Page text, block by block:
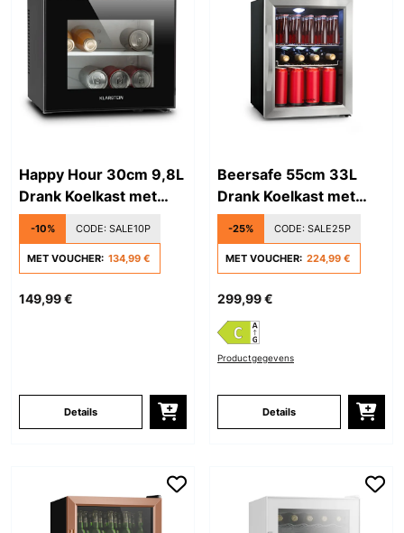
Happy Hour 30cm 9,8L
Drank Koelkast met
Glazen Deur Zwart
-10% CODE: SALE10P
MET VOUCHER: 134,99 €
149,99 €
Details
Beersafe 55cm 33L
Drank Koelkast met
Glazen Deur
Zwart/Zilver
-25% CODE: SALE25P
MET VOUCHER: 224,99 €
299,99 €
Productgegevens
Details